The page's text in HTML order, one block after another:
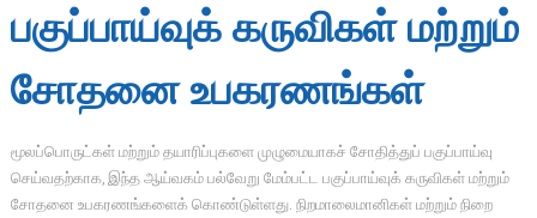
பகுப்பாய்வுக் கருவிகள் மற்றும்
சோதனை உபகரணங்கள்
மூலப்பொருட்கள் மற்றும் தயாரிப்புகளை முழுமையாகச் சோதித்துப் பகுப்பாய்வு
செய்வதற்காக, இந்த ஆய்வகம் பல்வேறு மேம்பட்ட பகுப்பாய்வுக் கருவிகள் மற்றும்
சோதனை உபகரணங்களைக் கொண்டுள்ளது. நிறமாலைமானிகள் மற்றும் நிறை